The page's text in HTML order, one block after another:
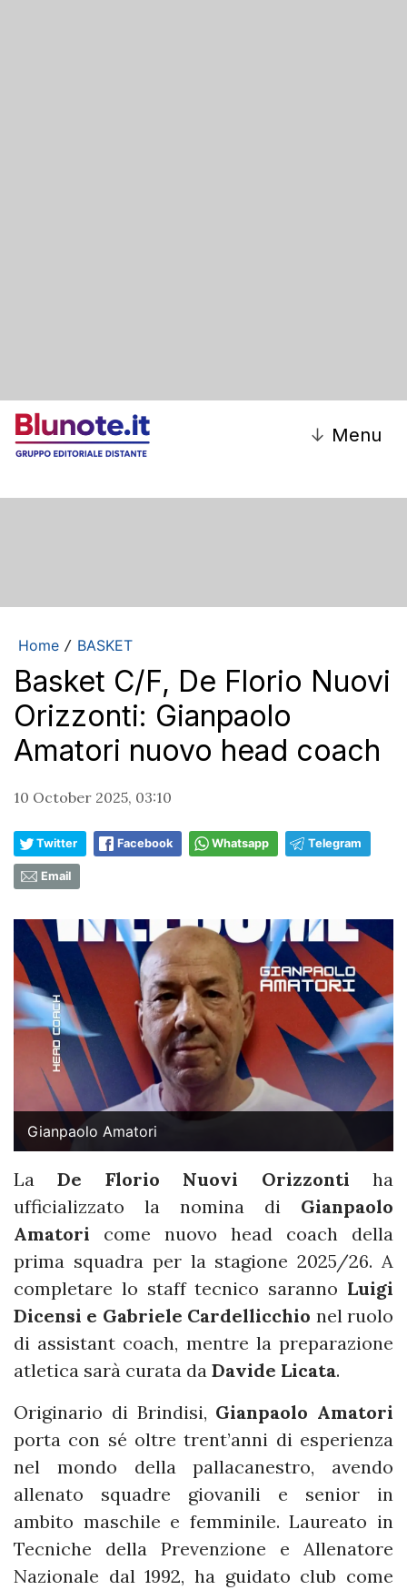
↓ Menu
Home / BASKET
Basket C/F, De Florio Nuovi
Orizzonti: Gianpaolo
Amatori nuovo head coach
10 October 2025, 03:10
Twitter Facebook Whatsapp Telegram
Email
Gianpaolo Amatori
LaDe Florio Nuovi Orizzonti ha
ufficializzato la nomina di Gianpaolo
Amatori come nuovo head coach della
prima squadra per la stagione 2025/26. A
completare lo staff tecnico saranno Luigi
Dicensi e Gabriele Cardellicchio nel ruolo
di assistant coach, mentre la preparazione
atletica sarà curata da Davide Licata.
Originario di Brindisi, Gianpaolo Amatori
porta con sé oltre trent’anni di esperienza
nel mondo della pallacanestro, avendo
allenato squadre giovanili e senior in
ambito maschile e femminile. Laureato in
Tecniche della Prevenzione e Allenatore
Nazionale dal 1992, ha guidato club come